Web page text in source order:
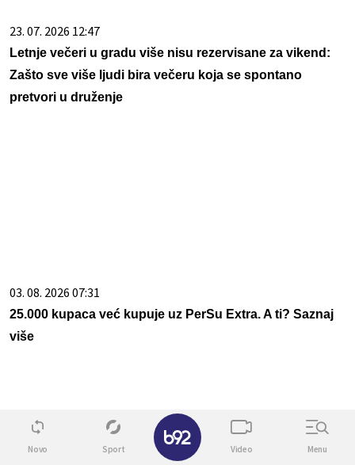
23. 07. 2026 12:47
Letnje večeri u gradu više nisu rezervisane za vikend:
Zašto sve više ljudi bira večeru koja se spontano
pretvori u druženje
03. 08. 2026 07:31
25.000 kupaca već kupuje uz PerSu Extra. A ti? Saznaj
više
Novo Sport Video Menu
✕